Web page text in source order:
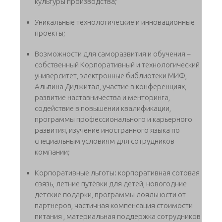
Уникальные технологические и инновационные
проекты;
Возможности для саморазвития и обучения –
собственный Корпоративный и технологический
университет, электронные библиотеки МИФ,
Альпина Диджитал, участие в конференциях,
развитие наставничества и менторинга,
содействие в повышении квалификации,
программы профессионального и карьерного
развития, изучение иностранного языка по
специальным условиям для сотрудников
компании;
Корпоративные льготы: корпоративная сотовая
связь, летние путёвки для детей, новогодние
детские подарки, программы лояльности от
партнеров, частичная компенсация стоимости
питания , материальная поддержка сотрудников